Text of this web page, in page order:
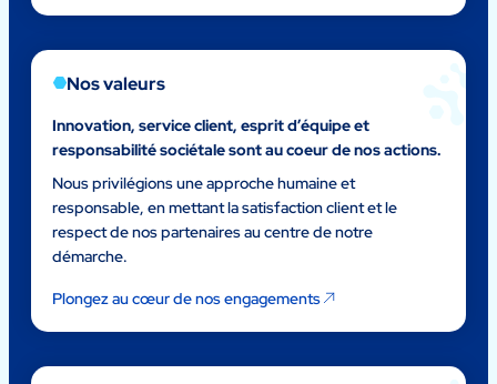
Nos valeurs
Innovation, service client, esprit d’équipe et
responsabilité sociétale sont au coeur de nos actions.
Nous privilégions une approche humaine et
responsable, en mettant la satisfaction client et le
respect de nos partenaires au centre de notre
démarche.
Plongez au cœur de nos engagements